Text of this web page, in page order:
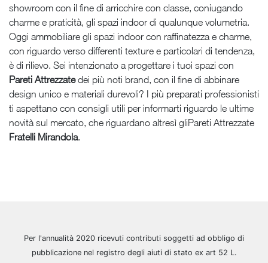
showroom con il fine di arricchire con classe, coniugando
charme e praticità, gli spazi indoor di qualunque volumetria.
Oggi ammobiliare gli spazi indoor con raffinatezza e charme,
con riguardo verso differenti texture e particolari di tendenza,
è di rilievo. Sei intenzionato a progettare i tuoi spazi con
Pareti Attrezzatedei più noti brand, con il fine di abbinare
design unico e materiali durevoli? I più preparati professionisti
ti aspettano con consigli utili per informarti riguardo le ultime
novità sul mercato, che riguardano altresì gliPareti Attrezzate
Fratelli Mirandola.
Per l'annualità 2020 ricevuti contributi soggetti ad obbligo di
pubblicazione nel registro degli aiuti di stato ex art 52 L.